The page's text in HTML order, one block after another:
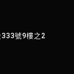
號9樓之2